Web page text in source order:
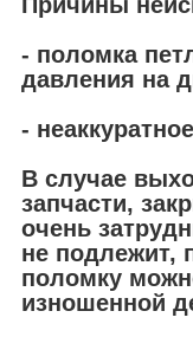
- поломка
давления на
-
В случае
запчасти,
очень
не подлежит,
поломку
изношенной